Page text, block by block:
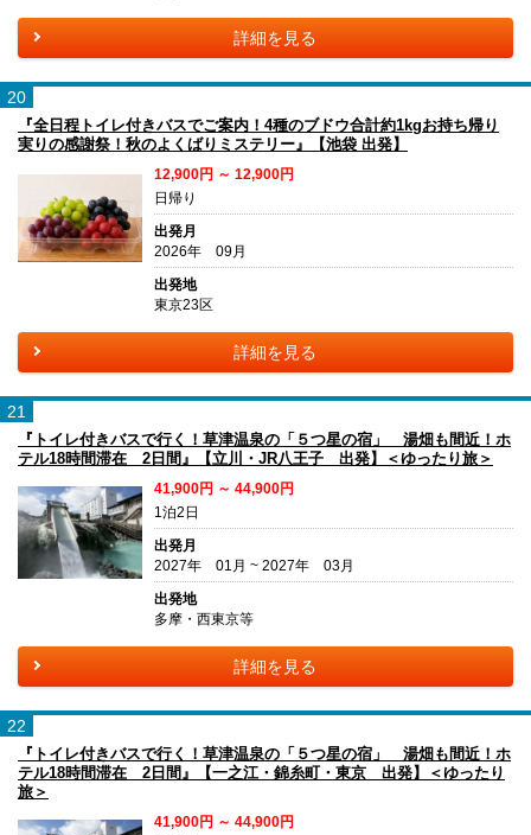
詳細を見る
20
『全日程トイレ付きバスでご案内！4種のブドウ合計約1kgお持ち帰り
実りの感謝祭！秋のよくばりミステリー』【池袋 出発】
12,900円 ～ 12,900円
日帰り
出発月
2026年 09月
出発地
東京23区
詳細を見る
21
『トイレ付きバスで行く！草津温泉の「５つ星の宿」 湯畑も間近！ホ
テル18時間滞在 2日間』【立川・JR八王子 出発】＜ゆったり旅＞
41,900円 ～ 44,900円
1泊2日
出発月
2027年 01月 ~ 2027年 03月
出発地
多摩・西東京等
詳細を見る
22
『トイレ付きバスで行く！草津温泉の「５つ星の宿」 湯畑も間近！ホ
テル18時間滞在 2日間』【一之江・錦糸町・東京 出発】＜ゆったり
旅＞
41,900円 ～ 44,900円